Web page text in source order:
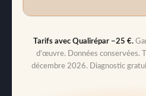
Tarifs avec Qualirépar −25 €.
d'œuvre. Données conservées.
décembre 2026. Diagnostic